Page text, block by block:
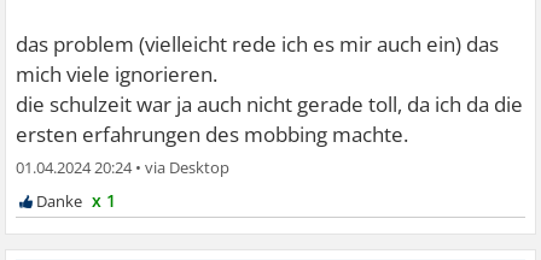
das problem (vielleicht rede ich es mir auch ein) das
mich viele ignorieren.
die schulzeit war ja auch nicht gerade toll, da ich da die
ersten erfahrungen des mobbing machte.
01.04.2024 20:24•
x 1